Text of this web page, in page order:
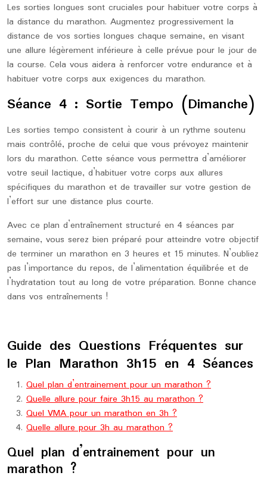
Les sorties longues sont cruciales pour habituer votre corps à
la distance du marathon. Augmentez progressivement la
distance de vos sorties longues chaque semaine, en visant
une allure légèrement inférieure à celle prévue pour le jour de
la course. Cela vous aidera à renforcer votre endurance et à
habituer votre corps aux exigences du marathon.
Séance 4 : Sortie Tempo (Dimanche)
Les sorties tempo consistent à courir à un rythme soutenu
mais contrôlé, proche de celui que vous prévoyez maintenir
lors du marathon. Cette séance vous permettra d’améliorer
votre seuil lactique, d’habituer votre corps aux allures
spécifiques du marathon et de travailler sur votre gestion de
l’effort sur une distance plus courte.
Avec ce plan d’entraînement structuré en 4 séances par
semaine, vous serez bien préparé pour atteindre votre objectif
de terminer un marathon en 3 heures et 15 minutes. N’oubliez
pas l’importance du repos, de l’alimentation équilibrée et de
l’hydratation tout au long de votre préparation. Bonne chance
dans vos entraînements !
Guide des Questions Fréquentes sur
le Plan Marathon 3h15 en 4 Séances
Quel plan d’entrainement pour un marathon ?
Quelle allure pour faire 3h15 au marathon ?
Quel VMA pour un marathon en 3h ?
Quelle allure pour 3h au marathon ?
Quel plan d’entrainement pour un
marathon ?